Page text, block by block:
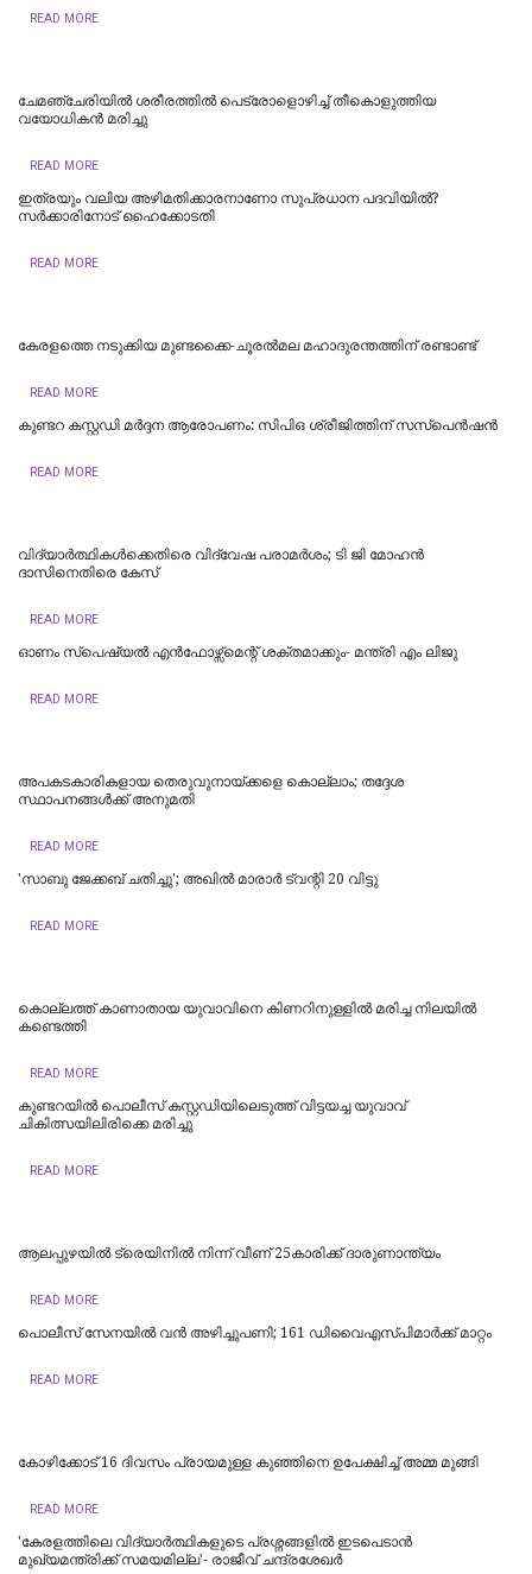
READ MORE
ചേമഞ്ചേരിയില്‍ ശരീരത്തില്‍ പെട്രോളൊഴിച്ച് തീകൊളുത്തിയ
വയോധികന്‍ മരിച്ചു
READ MORE
ഇത്രയും വലിയ അഴിമതിക്കാരനാണോ സുപ്രധാന പദവിയിൽ?
സർക്കാരിനോട് ഹൈക്കോടതി
READ MORE
കേരളത്തെ നടുക്കിയ മുണ്ടക്കൈ-ചൂരല്‍മല മഹാദുരന്തത്തിന് രണ്ടാണ്ട്
READ MORE
കുണ്ടറ കസ്റ്റഡി മര്‍ദ്ദന ആരോപണം: സിപിഒ ശ്രീജിത്തിന് സസ്‌പെന്‍ഷന്‍
READ MORE
വിദ്യാര്‍ത്ഥികള്‍ക്കെതിരെ വിദ്വേഷ പരാമര്‍ശം; ടി ജി മോഹന്‍
ദാസിനെതിരെ കേസ്
READ MORE
ഓണം സ്‌പെഷ്യൽ എൻഫോഴ്സ്മെന്റ് ശക്തമാക്കും- മന്ത്രി എം ലിജു
READ MORE
അപകടകാരികളായ തെരുവുനായ്ക്കളെ കൊല്ലാം; തദ്ദേശ
സ്ഥാപനങ്ങൾക്ക് അനുമതി
READ MORE
'സാബു ജേക്കബ് ചതിച്ചു'; അഖിൽ മാരാർ ട്വന്റി 20 വിട്ടു
READ MORE
കൊല്ലത്ത് കാണാതായ യുവാവിനെ കിണറിനുള്ളിൽ മരിച്ച നിലയിൽ
കണ്ടെത്തി
READ MORE
കുണ്ടറയിൽ പൊലീസ് കസ്റ്റഡിയിലെടുത്ത് വിട്ടയച്ച യുവാവ്
ചികിത്സയിലിരിക്കെ മരിച്ചു
READ MORE
ആലപ്പുഴയിൽ ട്രെയിനില്‍ നിന്ന് വീണ് 25കാരിക്ക് ദാരുണാന്ത്യം
READ MORE
പൊലീസ് സേനയിൽ വൻ അഴിച്ചുപണി; 161 ഡിവൈഎസ്പിമാര്‍ക്ക് മാറ്റം
READ MORE
കോഴിക്കോട് 16 ​ദിവസം പ്രായമുള്ള കുഞ്ഞിനെ ഉപേക്ഷിച്ച് അമ്മ മുങ്ങി
READ MORE
'കേരളത്തിലെ വിദ്യാർത്ഥികളുടെ പ്രശ്നങ്ങളിൽ ഇടപെടാൻ
മുഖ്യമന്ത്രിക്ക് സമയമില്ല'- രാജീവ് ചന്ദ്രശേഖർ